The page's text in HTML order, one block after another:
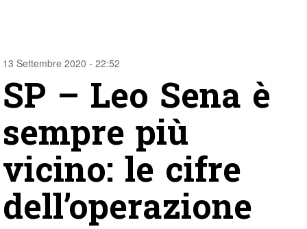
13 Settembre 2020 - 22:52
SP – Leo Sena è
sempre più
vicino: le cifre
dell’operazione